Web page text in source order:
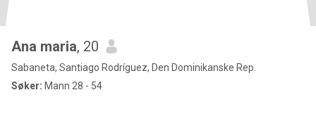
Ana maria, 20
Sabaneta, Santiago Rodríguez, Den Dominikanske Rep.
Søker: Mann 28 - 54